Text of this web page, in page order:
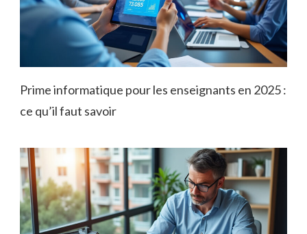
Prime informatique pour les enseignants en 2025 :
ce qu’il faut savoir